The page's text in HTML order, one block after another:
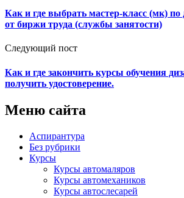
Как и где выбрать мастер-класс (мк) по
от биржи труда (службы занятости)
Следующий пост
Как и где закончить курсы обучения
получить удостоверение.
Меню сайта
Аспирантура
Без рубрики
Курсы
Курсы автомаляров
Курсы автомехаников
Курсы автослесарей